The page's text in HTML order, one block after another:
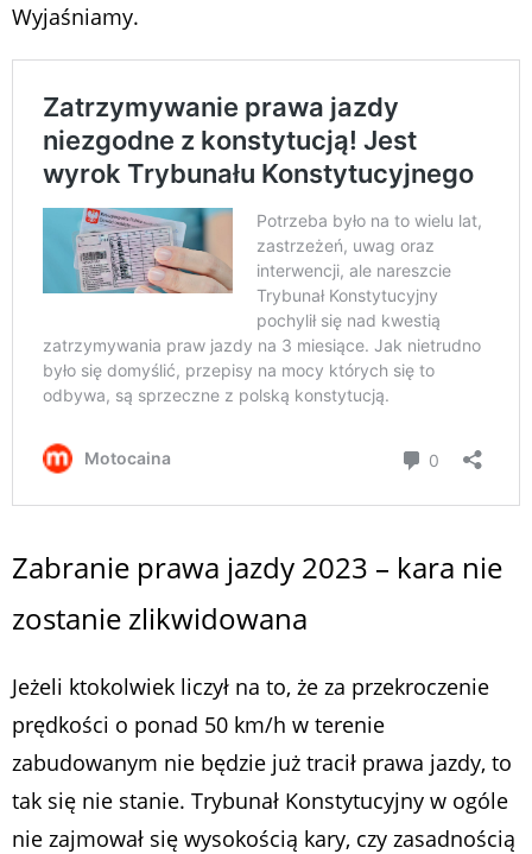
Wyjaśniamy.
Zabranie prawa jazdy 2023 – kara nie
zostanie zlikwidowana
Jeżeli ktokolwiek liczył na to, że za przekroczenie
prędkości o ponad 50 km/h w terenie
zabudowanym nie będzie już tracił prawa jazdy, to
tak się nie stanie. Trybunał Konstytucyjny w ogóle
nie zajmował się wysokością kary, czy zasadnością